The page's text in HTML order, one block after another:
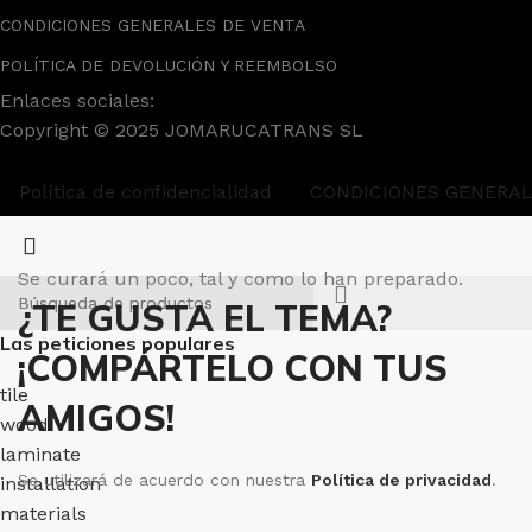
CONDICIONES GENERALES DE VENTA
POLÍTICA DE DEVOLUCIÓN Y REEMBOLSO
Enlaces sociales:
Copyright © 2025 JOMARUCATRANS SL
Política de confidencialidad CONDICIONES
Las peticiones populares
tile
wood
laminate
installation
materials
Se curará un poco, tal y como lo han preparado.
¿TE GUSTA EL TEMA?
¡COMPÁRTELO CON TUS
AMIGOS!
Se utilizará de acuerdo con nuestra Política de privacidad.